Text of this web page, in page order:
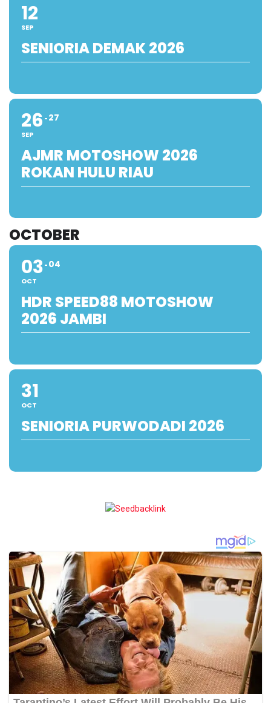
12
SEP
SENIORIA DEMAK 2026
26
SEP
27
AJMR MOTOSHOW 2026
ROKAN HULU RIAU
OCTOBER
03
OCT
04
HDR SPEED88 MOTOSHOW
2026 JAMBI
31
OCT
SENIORIA PURWODADI 2026